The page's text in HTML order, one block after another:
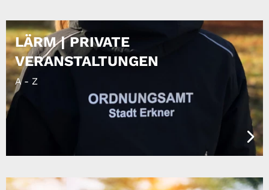
LÄRM | PRIVATE
VERANSTALTUNGEN
A - Z